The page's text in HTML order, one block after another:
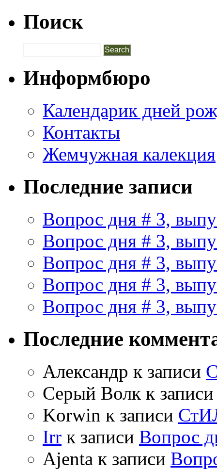
Поиск
Информбюро
Календарик дней
Контакты
Жемчужная калекция
Последние записи
Вопрос дня # 3,
Вопрос дня # 3,
Вопрос дня # 3,
Вопрос дня # 3,
Вопрос дня # 3,
Последние
Александр к записи
Серый Волк к
Korwin к записи
Irr к записи Вопрос
Ajenta к записи